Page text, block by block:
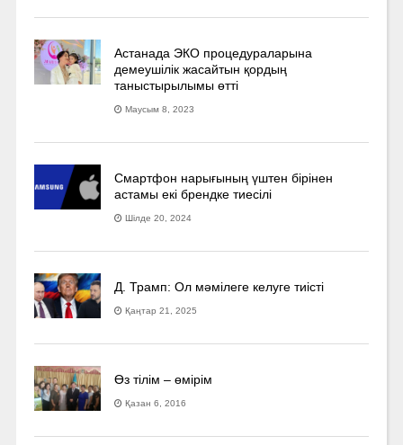
Астанада ЭКО процедураларына
демеушілік жасайтын қордың
таныстырылымы өтті
Маусым 8, 2023
Смартфон нарығының үштен бірінен
астамы екі брендке тиесілі
Шілде 20, 2024
Д. Трамп: Ол мәмілеге келуге тиісті
Қаңтар 21, 2025
Өз тілім – өмірім
Қазан 6, 2016